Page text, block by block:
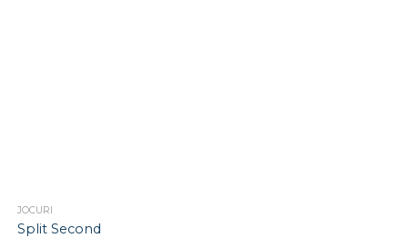
JOCURI
Split Second